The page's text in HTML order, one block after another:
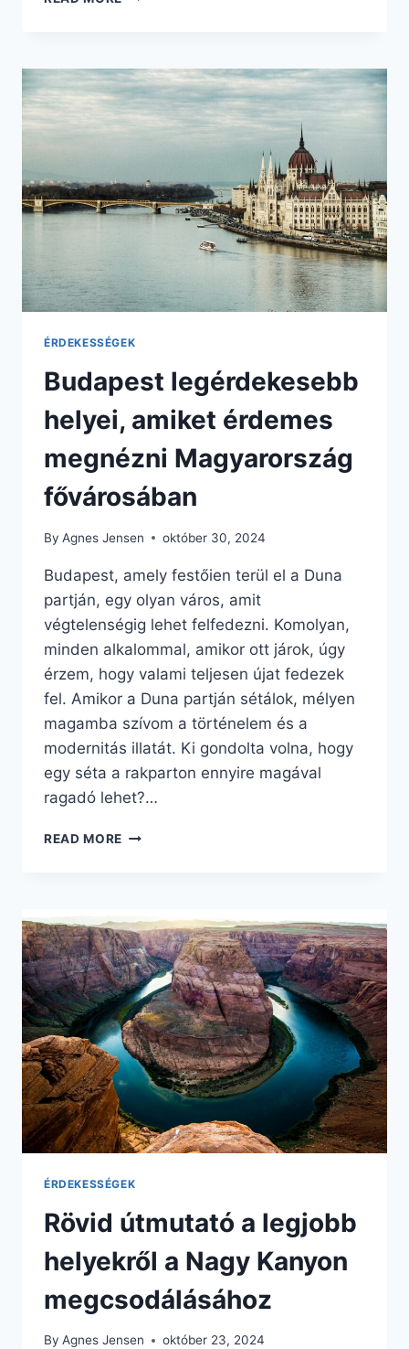
CSAK
KASZINÓK
ÉS
SZÍNES
ÉRDEKESSÉGEK
Budapest legérdekesebb
helyei, amiket érdemes
megnézni Magyarország
fővárosában
By Agnes Jensen október 30, 2024
Budapest, amely festőien terül el a Duna
partján, egy olyan város, amit
végtelenségig lehet felfedezni. Komolyan,
minden alkalommal, amikor ott járok, úgy
érzem, hogy valami teljesen újat fedezek
fel. Amikor a Duna partján sétálok, mélyen
magamba szívom a történelem és a
modernitás illatát. Ki gondolta volna, hogy
egy séta a rakparton ennyire magával
ragadó lehet?…
READ MORE BUDAPEST
MEGNÉZNI
MAGYARORSZÁG
FŐVÁROSÁBAN
ÉRDEKESSÉGEK
Rövid útmutató a legjobb
helyekről a Nagy Kanyon
megcsodálásához
By Agnes Jensen október 23, 2024